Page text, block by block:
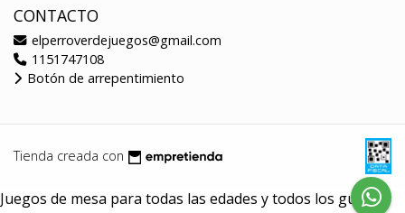
CONTACTO
elperroverdejuegos@gmail.com
1151747108
Botón de arrepentimiento
Tienda creada con
Juegos de mesa para todas las edades y todos los gustos.